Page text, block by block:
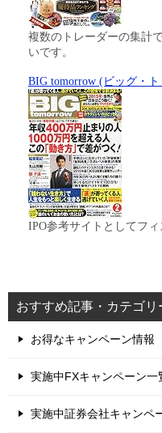
複数のトレーダーの集計
いです。
BIG tomorrow (ビッグ・
IPO参考サイトとしてフ
おすすめ記事・カテゴリ
お得なキャンペーン情報
実施中FXキャンペーン一
実施中証券会社キャンペ